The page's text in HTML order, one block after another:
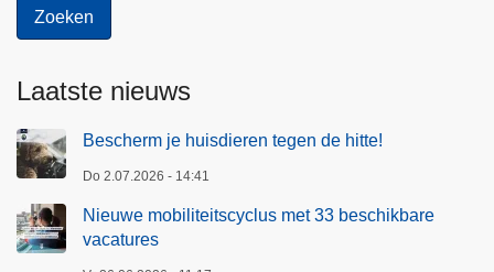
Laatste nieuws
Bescherm je huisdieren tegen de hitte!
Do 2.07.2026 - 14:41
Nieuwe mobiliteitscyclus met 33 beschikbare
vacatures